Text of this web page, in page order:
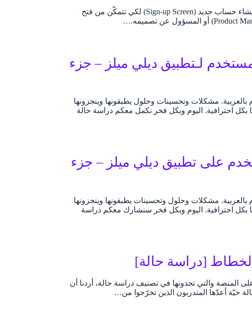
عند بدء استخدام أي تطبيق أو منتج رقمي فإن أول ما سيواجهك هو: شاشة إنشاء حساب جديد (Sign-up Screen) لكي تتمكّن من فتح
لـتطبيق ديلي ميلز – جزء
مشكلات وتحسينات وحلول يطبقونها وينجزونها
احترافية. اليوم وبكل فخر نكمل معكم دراسة حالة
على تطبيق ديلي ميلز – جزء
مشكلات وحلول وتحسينات يطبقونها وينجزونها
بكل احترافية. اليوم وبكل فخر سنشارك معكم دراسة
[دراسة حالة]
المنصة والتي تجدونها في تصنيف دراسة حالة، أردنا أن
حيّة أعدّها المتدربون الذين تخرّجوا من…